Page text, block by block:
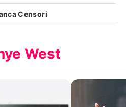
Censori
West